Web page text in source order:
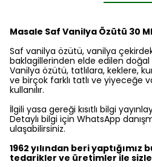
Masale Saf Vanilya Özütü 30
Saf vanilya özütü, vanilya
baklagillerinden elde edilen
Vanilya özütü, tatlılara, keklere,
ve birçok farklı tatlı ve yiyeceğe
kullanılır.
İlgili yasa gereği kısıtlı bilgi
Detaylı bilgi için WhatsApp
ulaşabilirsiniz.
1962 yılından beri
tedarikler ve üretimler ile